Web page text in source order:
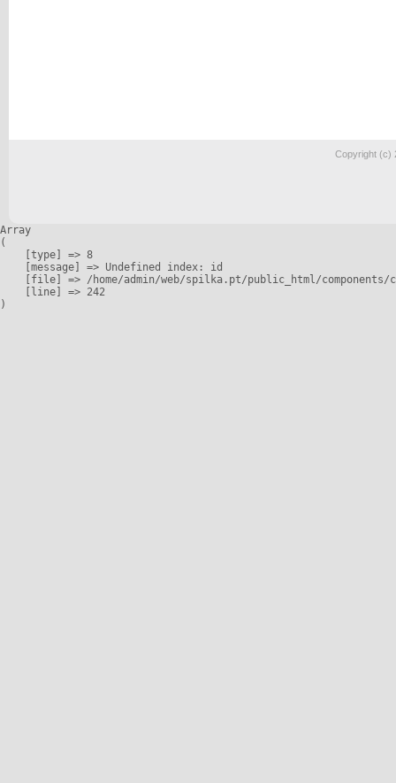
Copyright (c)
Array
(
    [type] => 8
    [message] => Undefined index: id
[file] => /home/admin/web/spilka.pt/public_html/
    [line] => 242